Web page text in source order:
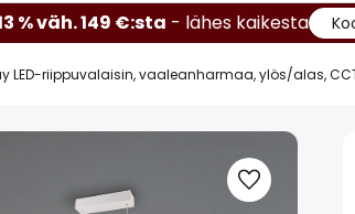
% väh. 149 €:sta - lähes kaikesta
LED-riippuvalaisin, vaaleanharmaa, ylös/alas,